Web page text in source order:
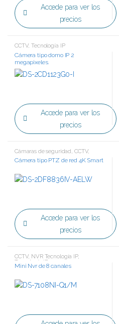
Accede para ver los
precios
CCTV,Tecnología IP
Cámera tipo domo IP 2
megapixeles.
Accede para ver los
precios
Cámaras de seguridad CCTV,
Cámera tipo PTZ de red 4K Smart
Accede para ver los
precios
CCTV, NVR Tecnología IP,
Tecnología IP
Mini Nvr de 8 canales